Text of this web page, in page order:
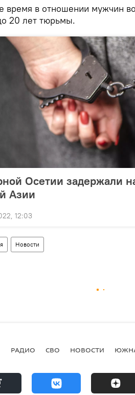
время в отношении мужчин
20 лет тюрьмы.
Осетии задержали
Азии
12:03
Новости
РАДИО СВО НОВОСТИ